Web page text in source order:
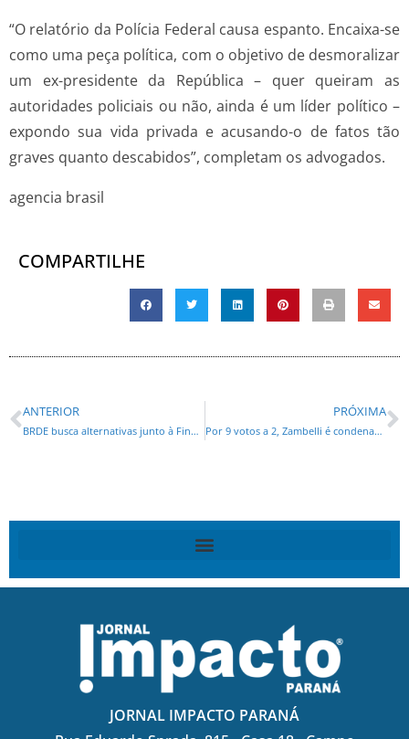
“O relatório da Polícia Federal causa espanto. Encaixa-se
como uma peça política, com o objetivo de desmoralizar
um ex-presidente da República – quer queiram as
autoridades policiais ou não, ainda é um líder político –
expondo sua vida privada e acusando-o de fatos tão
graves quanto descabidos”, completam os advogados.
agencia brasil
COMPARTILHE
ANTERIOR
BRDE busca alternativas junto à Finep para retomar crédito para inovação no Sul
PRÓXIMA
Por 9 votos a 2, Zambelli é condenada pela segunda vez no STF
JORNAL IMPACTO PARANÁ